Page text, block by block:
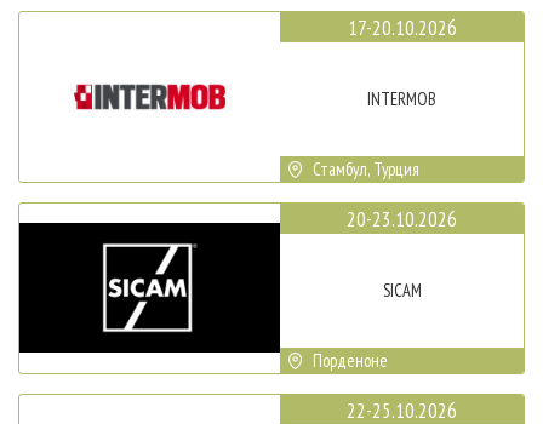
17-20.10.2026
INTERMOB
Стамбул, Турция
20-23.10.2026
SICAM
Порденоне
22-25.10.2026